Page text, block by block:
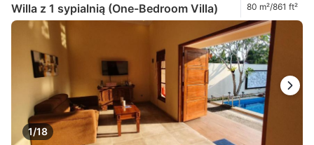
Willa z 1 sypialnią (One-Bedroom Villa) 80 m²/861 ft²
1/18